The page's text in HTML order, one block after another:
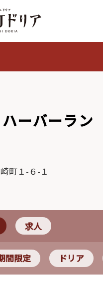
ーバーラン
町１-６-１
求人
間限定 ドリア